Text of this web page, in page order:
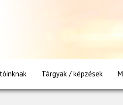
Tárgyak / képzések